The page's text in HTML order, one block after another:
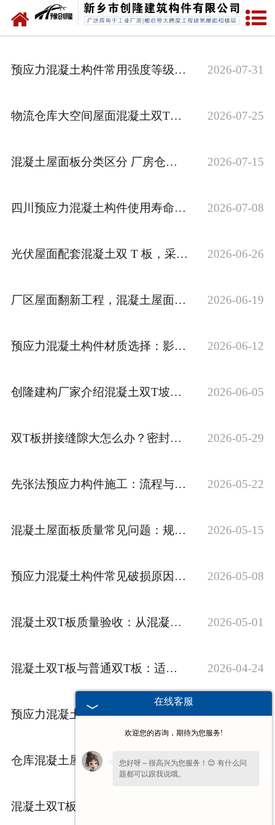
网站首页
产品中心
新闻中心
成功案例
预应力混凝土构件常用强度等级与适用场景 2026-07-31
物流仓库大空间屋面混凝土双T板选用方案 2026-07-25
混凝土屋面板分类区分 厂房仓库采购怎么选 2026-07-15
四川预应力混凝土构件使用寿命影响因素 2026-07-08
光伏屋面配套混凝土双 T 板，采购易忽略的结构适配要点 2026-06-26
厂区屋面翻新工程，混凝土屋面板替换选材对比思路 2026-06-19
预应力混凝土构件材质选择：影响耐用性的关键因素 2026-06-12
创隆建构厂家介绍混凝土双T坡板的力学性能 2026-06-05
双T板拼接缝隙大怎么办？密封处理技巧 2026-05-29
先张法预应力构件施工：流程与注意事项 2026-05-22
混凝土屋面板质量常见问题：规避与处理方法 2026-05-15
预应力混凝土构件常见破损原因：预防与修******法 2026-05-08
混凝土双T板质量验收：从混凝土强度到配筋的核验要点 2026-05-01
混凝土双T板与普通双T板：适用场景对比解析 2026-04-24
预应力混凝土构件常见破损原因：预防与修******法 2026-04-17
仓库混凝土屋面板选型：兼顾承重、保温与排水的平衡技巧 2026-04-10
在线客服
欢迎您的咨询，期待为您服务!
您好呀～很高兴为您服务！😊 有什么问
题都可以跟我说哦。